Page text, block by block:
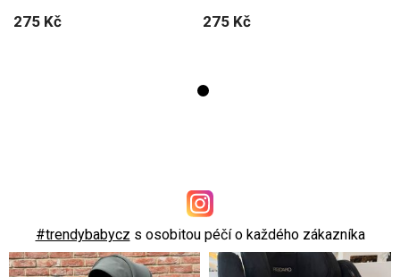
275 Kč 275 Kč
#trendybabycz s osobitou péčí o každého zákazníka